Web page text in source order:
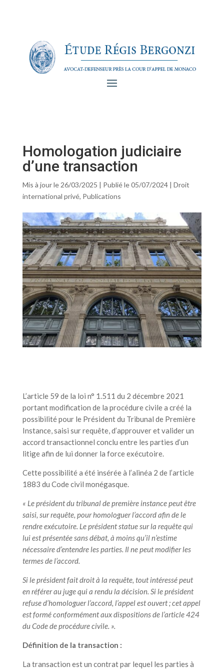
Homologation judiciaire
d’une transaction
Mis à jour le 26/03/2025 | Publié le 05/07/2024| Droit
international privé, Publications
L’article 59 de la loi n° 1.511 du 2 décembre 2021
portant modification de la procédure civile a créé la
possibilité pour le Président du Tribunal de Première
Instance, saisi sur requête, d’approuver et valider un
accord transactionnel conclu entre les parties d’un
litige afin de lui donner la force exécutoire.
Cette possibilité a été insérée à l’alinéa 2 de l’article
1883 du Code civil monégasque.
« Le président du tribunal de première instance peut être
saisi, sur requête, pour homologuer l’accord afin de le
rendre exécutoire. Le président statue sur la requête qui
lui est présentée sans débat, à moins qu’il n’estime
nécessaire d’entendre les parties. Il ne peut modifier les
termes de l’accord.
Si le président fait droit à la requête, tout intéressé peut
en référer au juge qui a rendu la décision. Si le président
refuse d’homologuer l’accord, l’appel est ouvert ; cet appel
est formé conformément aux dispositions de l’article 424
du Code de procédure civile. ».
Définition de la transaction :
La transaction est un contrat par lequel les parties à